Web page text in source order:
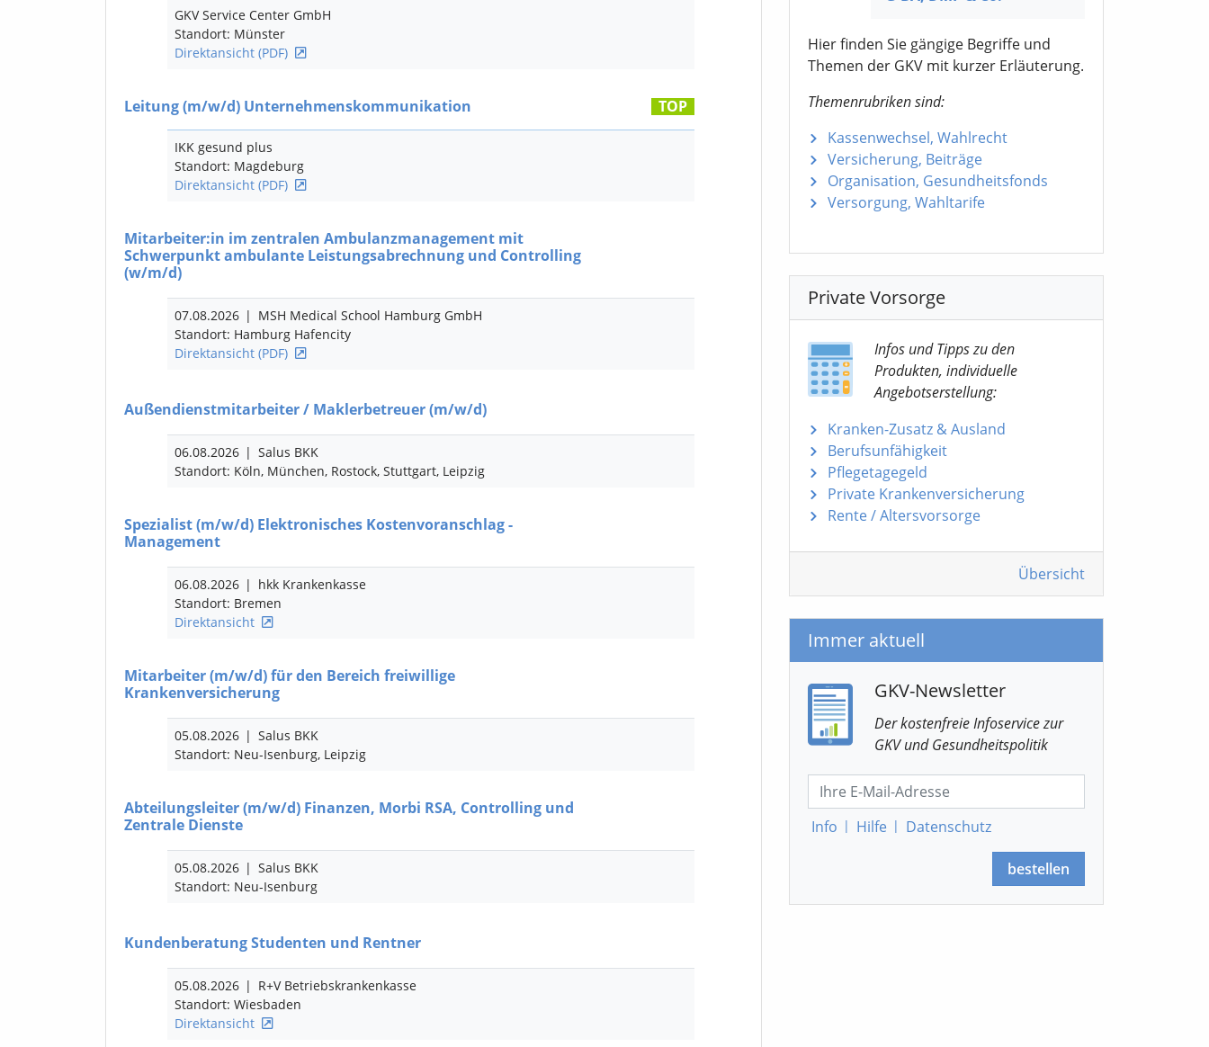
GKV Service Center GmbH
Standort: Münster
Direktansicht (PDF)
Leitung(m/w/d) Unternehmenskommunikation TOP
IKK gesund plus
Standort: Magdeburg
Direktansicht (PDF)
Mitarbeiter:in im zentralen Ambulanzmanagement mit
Schwerpunkt ambulante Leistungsabrechnung und Controlling
(w/m/d)
07.08.2026 | MSH Medical School Hamburg GmbH
Standort: Hamburg Hafencity
Direktansicht (PDF)
Außendienstmitarbeiter / Maklerbetreuer(m/w/d)
06.08.2026 | Salus BKK
Standort: Köln, München, Rostock, Stuttgart, Leipzig
Spezialist(m/w/d) Elektronisches Kostenvoranschlag -
Management
06.08.2026 | hkk Krankenkasse
Standort: Bremen
Direktansicht
Mitarbeiter(m/w/d)für den Bereich freiwillige
Krankenversicherung
05.08.2026 | Salus BKK
Standort: Neu-Isenburg, Leipzig
Abteilungsleiter(m/w/d) Finanzen, Morbi RSA, Controlling und
Zentrale Dienste
05.08.2026 | Salus BKK
Standort: Neu-Isenburg
Kundenberatung Studenten und Rentner
05.08.2026 | R+V Betriebskrankenkasse
Standort: Wiesbaden
Direktansicht
Hier finden Sie gängige Begriffe und
Themen der GKV mit kurzer Erläuterung.
Themenrubriken sind:
Kassenwechsel, Wahlrecht
Versicherung, Beiträge
Organisation, Gesundheitsfonds
Versorgung, Wahltarife
Private Vorsorge
Infos und Tipps zu den
Produkten, individuelle
Angebotserstellung:
Kranken-Zusatz & Ausland
Berufsunfähigkeit
Pflegetagegeld
Private Krankenversicherung
Rente / Altersvorsorge
Übersicht
Immer aktuell
GKV-Newsletter
Der kostenfreie Infoservicezur
GKVund Gesundheitspolitik
Info | Hilfe | Datenschutz
bestellen